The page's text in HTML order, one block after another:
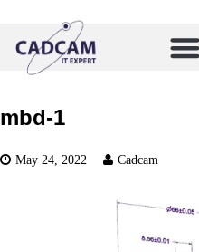
mbd-1
May 24, 2022 Cadcam